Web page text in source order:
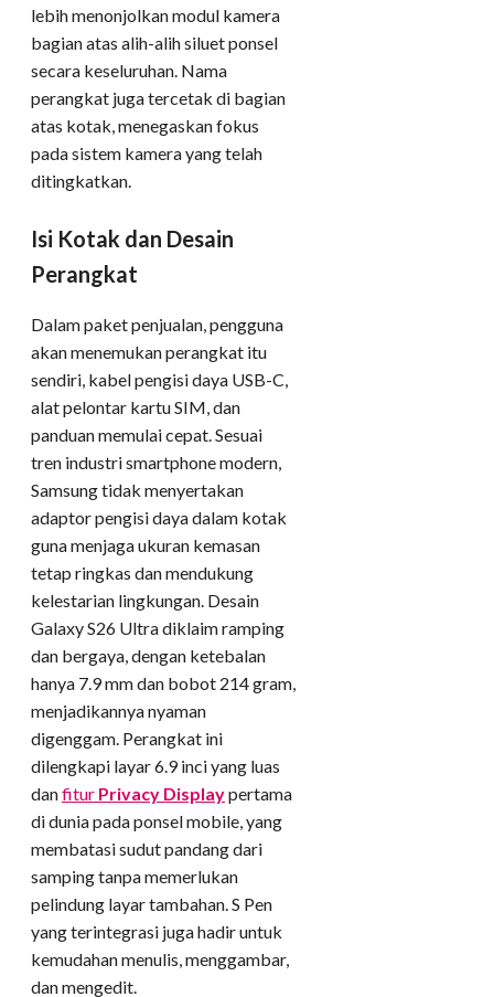
lebih menonjolkan modul kamera
bagian atas alih-alih siluet ponsel
secara keseluruhan. Nama
perangkat juga tercetak di bagian
atas kotak, menegaskan fokus
pada sistem kamera yang telah
ditingkatkan.
Isi Kotak dan Desain
Perangkat
Dalam paket penjualan, pengguna
akan menemukan perangkat itu
sendiri, kabel pengisi daya USB-C,
alat pelontar kartu SIM, dan
panduan memulai cepat. Sesuai
tren industri smartphone modern,
Samsung tidak menyertakan
adaptor pengisi daya dalam kotak
guna menjaga ukuran kemasan
tetap ringkas dan mendukung
kelestarian lingkungan. Desain
Galaxy S26 Ultra diklaim ramping
dan bergaya, dengan ketebalan
hanya 7.9 mm dan bobot 214 gram,
menjadikannya nyaman
digenggam. Perangkat ini
dilengkapi layar 6.9 inci yang luas
danfitur Privacy Displaypertama
di dunia pada ponsel mobile, yang
membatasi sudut pandang dari
samping tanpa memerlukan
pelindung layar tambahan. S Pen
yang terintegrasi juga hadir untuk
kemudahan menulis, menggambar,
dan mengedit.